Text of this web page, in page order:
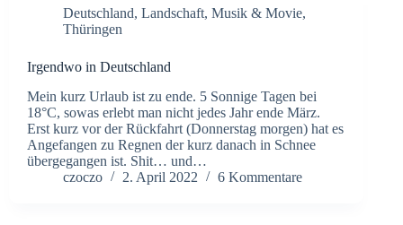
Deutschland, Landschaft, Musik & Movie,
Thüringen
Irgendwo in Deutschland
Mein kurz Urlaub ist zu ende. 5 Sonnige Tagen bei
18°C, sowas erlebt man nicht jedes Jahr ende März.
Erst kurz vor der Rückfahrt (Donnerstag morgen) hat es
Angefangen zu Regnen der kurz danach in Schnee
übergegangen ist. Shit… und…
czoczo
2. April 2022 6 Kommentare